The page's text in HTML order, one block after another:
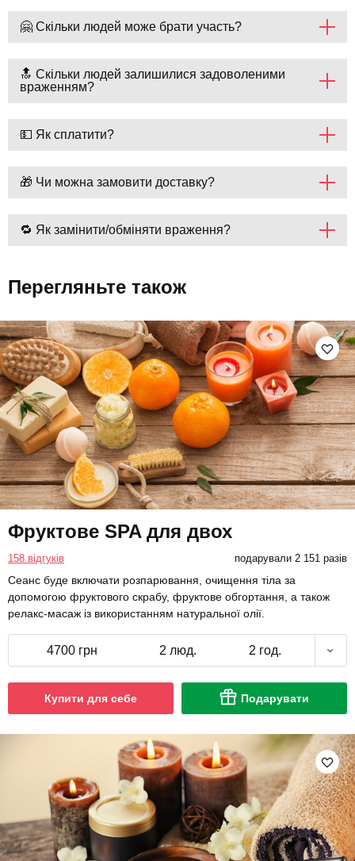
🤗 Скільки людей може брати участь?
🔝 Скільки людей залишилися задоволеними
враженням?
💵 Як сплатити?
🎁 Чи можна замовити доставку?
🔁 Як замінити/обміняти враження?
Перегляньте також
Фруктове SPA для двох
158 відгуків подарували 2 151 разів
Сеанс буде включати розпарювання, очищення тіла за
допомогою фруктового скрабу, фруктове обгортання, а також
релакс-масаж із використанням натуральної олії.
4700 грн 2 люд. 2 год.
Купити для себе Подарувати